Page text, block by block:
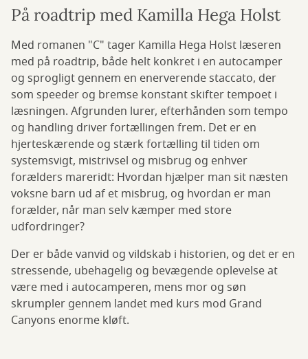
På roadtrip med Kamilla Hega Holst
Med romanen "C" tager Kamilla Hega Holst læseren
med på roadtrip, både helt konkret i en autocamper
og sprogligt gennem en enerverende staccato, der
som speeder og bremse konstant skifter tempoet i
læsningen. Afgrunden lurer, efterhånden som tempo
og handling driver fortællingen frem. Det er en
hjerteskærende og stærk fortælling til tiden om
systemsvigt, mistrivsel og misbrug og enhver
forælders mareridt: Hvordan hjælper man sit næsten
voksne barn ud af et misbrug, og hvordan er man
forælder, når man selv kæmper med store
udfordringer?
Der er både vanvid og vildskab i historien, og det er en
stressende, ubehagelig og bevægende oplevelse at
være med i autocamperen, mens mor og søn
skrumpler gennem landet med kurs mod Grand
Canyons enorme kløft.